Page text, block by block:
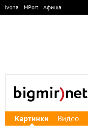
Ivona MPort Афиша
Картинки Видео